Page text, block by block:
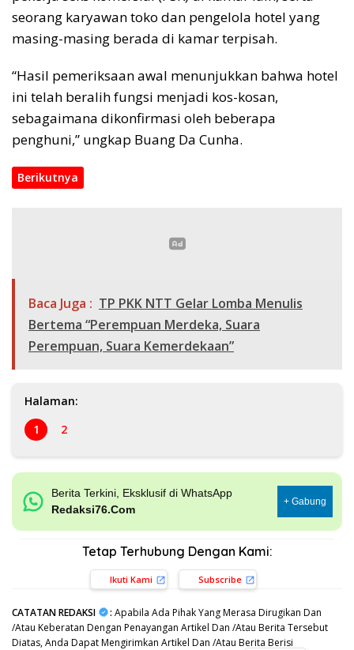
seorang karyawan toko dan pengelola hotel yang
masing-masing berada di kamar terpisah.
“Hasil pemeriksaan awal menunjukkan bahwa hotel
ini telah beralih fungsi menjadi kos-kosan,
sebagaimana dikonfirmasi oleh beberapa
penghuni,” ungkap Buang Da Cunha.
Berikutnya
Baca Juga : TP PKK NTT Gelar Lomba Menulis
Bertema “Perempuan Merdeka, Suara
Perempuan, Suara Kemerdekaan”
Halaman:
1
2
Berita Terkini, Eksklusif di WhatsApp
Redaksi76.Com
+ Gabung
Tetap Terhubung Dengan Kami:
Ikuti Kami Subscribe
CATATAN REDAKSI : Apabila Ada Pihak Yang Merasa Dirugikan Dan
/Atau Keberatan Dengan Penayangan Artikel Dan /Atau Berita Tersebut
Diatas, Anda Dapat Mengirimkan Artikel Dan /Atau Berita Berisi